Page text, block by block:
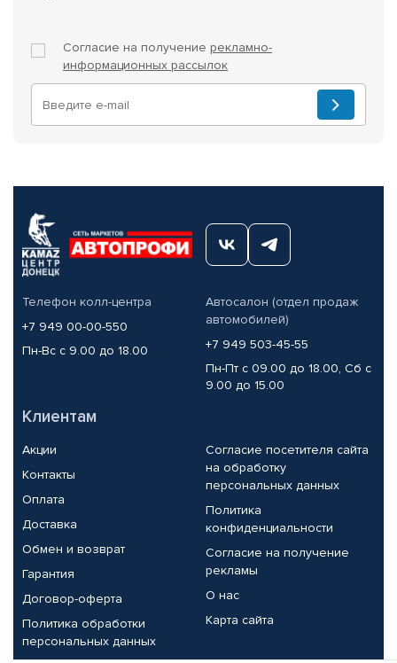
Согласие на получение рекламно-
информационных рассылок
Телефон колл-центра
+7 949 00-00-550
Пн-Вс с 9.00 до 18.00
Автосалон (отдел продаж
автомобилей)
+7 949 503-45-55
Пн-Пт с 09.00 до 18.00, Сб с
9.00 до 15.00
Клиентам
Акции
Контакты
Оплата
Доставка
Обмен и возврат
Гарантия
Договор-оферта
Политика обработки
персональных данных
Согласие посетителя сайта
на обработку
персональных данных
Политика
конфиденциальности
Согласие на получение
рекламы
О нас
Карта сайта